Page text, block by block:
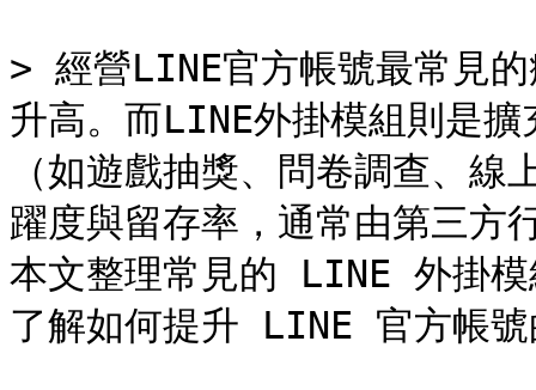
> 經營LINE官方帳號最常見
升高。而LINE外掛模組則是
（如遊戲抽獎、問卷調查、
躍度與留存率，通常由第三
本文整理常見的 LINE 外掛模
了解如何提升 LINE 官方帳號